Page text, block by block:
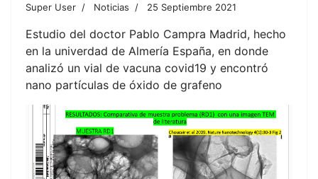
Super User Noticias 25 Septiembre 2021
Estudio del doctor Pablo Campra Madrid, hecho
en la univerdad de Almería España, en donde
analizó un vial de vacuna covid19 y encontró
nano partículas de óxido de grafeno